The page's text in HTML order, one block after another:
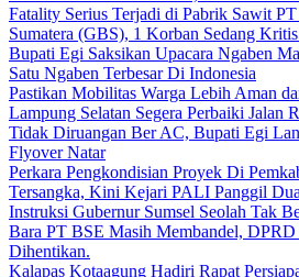
Fatality Serius Terjadi di Pabrik Sawit
Sumatera (GBS), 1 Korban Sedang
Bupati Egi Saksikan Upacara Ngaben
Satu Ngaben Terbesar Di Indonesia
Pastikan Mobilitas Warga Lebih Aman
Lampung Selatan Segera Perbaiki Jalan
Tidak Diruangan Ber AC, Bupati Egi
Flyover Natar
Perkara Pengkondisian Proyek Di
Tersangka, Kini Kejari PALI Panggil
Instruksi Gubernur Sumsel Seolah Tak
Bara PT BSE Masih Membandel,
Dihentikan.
Kalapas Kotaagung Hadiri Rapat